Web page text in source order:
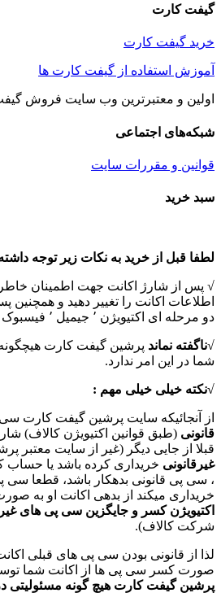
گیفت کارت
خرید گیفت کارت
آموزش استفاده از گیفت کارت ها
اولین و معتبرترین وب سایت فروش
شبکه‌های اجتماعی
قوانین و مقررات سایت
Toggle
سبد خرید
لطفا قبل از خرید به نکات زیر توجه
√ پس از شارژ اکانت جهت اطمینان
دو مرحله ای اکتیویژن ٬ جیمیل ٬ فیسبوک و… خود را فعال کنید.
√ناگفته نماند پرشین گیفت کارت
شما در این امر ندارد.
√نکته خیلی خیلی مهم :
از آنجائیکه سایت پرشین گیفت کارت
قانونی (طبق قوانین اکتیویژن کالاف)
قبلا از جایی دیگر (غیر از سایت معتبر
غیرقانونی خریداری کرده باشد یا حساب
، سی پی قانونی بدهکار باشد، قطعا سی
خریداری میکند از بدهی اکانت او به
اکتیویژن کسر و جایگزین سی پی های
شرکت کالاف).
لذا از قانونی بودن سی پی های قبلی
صورت کسر سی پی ها از اکانت شما
پرشین گیفت کارت هیچ گونه مسئولیتی